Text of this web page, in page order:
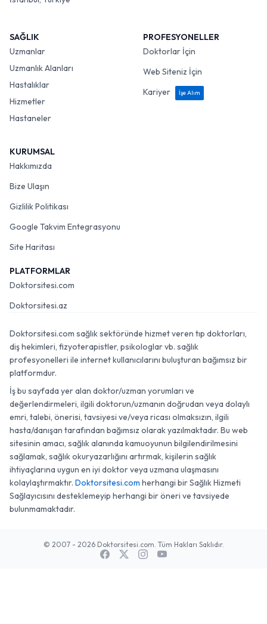
SAĞLIK
Uzmanlar
Uzmanlık Alanları
Hastalıklar
Hizmetler
Hastaneler
PROFESYONELLER
Doktorlar İçin
Web Siteniz İçin
Kariyer
İşe Alım
KURUMSAL
Hakkımızda
Bize Ulaşın
Gizlilik Politikası
Google Takvim Entegrasyonu
Site Haritası
PLATFORMLAR
Doktorsitesi.com
Doktorsitesi.az
Doktorsitesi.com sağlık sektöründe hizmet veren tıp doktorları,
diş hekimleri, fizyoterapistler, psikologlar vb. sağlık
profesyonelleri ile internet kullanıcılarını buluşturan bağımsız bir
platformdur.
İş bu sayfada yer alan doktor/uzman yorumları ve
değerlendirmeleri, ilgili doktorun/uzmanın doğrudan veya dolaylı
emri, talebi, önerisi, tavsiyesi ve/veya ricası olmaksızın, ilgili
hasta/danışan tarafından bağımsız olarak yazılmaktadır. Bu web
sitesinin amacı, sağlık alanında kamuoyunun bilgilendirilmesini
sağlamak, sağlık okuryazarlığını artırmak, kişilerin sağlık
ihtiyaçlarına uygun en iyi doktor veya uzmana ulaşmasını
kolaylaştırmaktır. Doktorsitesi.com herhangi bir Sağlık Hizmeti
Sağlayıcısını desteklemeyip herhangi bir öneri ve tavsiyede
bulunmamaktadır.
© 2007 - 2026 Doktorsitesi.com. Tüm Hakları Saklıdır.